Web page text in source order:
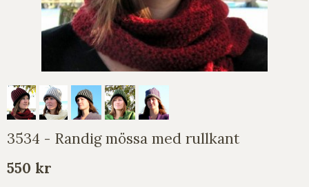
3534 - Randig mössa med rullkant
550 kr